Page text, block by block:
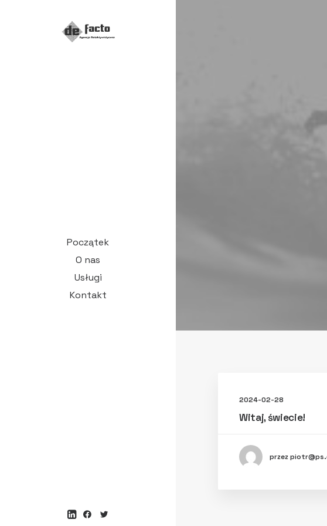
Początek
O nas
Usługi
Kontakt
2024-02-28
Witaj, świecie!
przez